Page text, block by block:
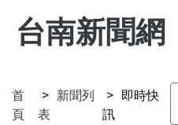
台南新聞網
首
頁
新聞列
表
即時快
訊